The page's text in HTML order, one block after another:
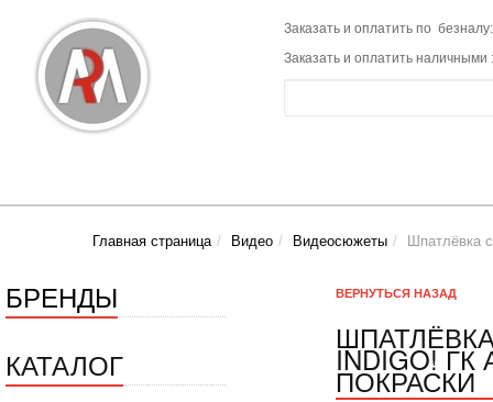
Заказать и оплатить по
Заказать и оплатить наличными
Главная страница Видео Видеосюжеты Шпатлёвка
БРЕНДЫ
КАТАЛОГ
ВЕРНУТЬСЯ НАЗАД
INDIGO!
ПОКРАСКИ